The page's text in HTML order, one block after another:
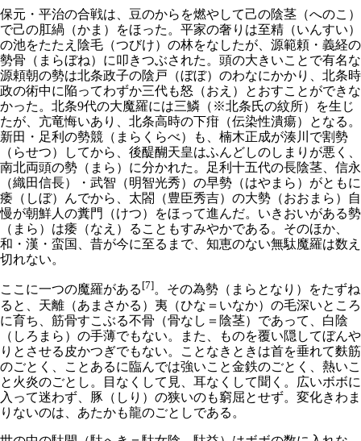
保元・平治の合戦は、豆のからを燃やして己の陰茎（へのこ）
で己の肛緺（かま）をほった。平家の奢りは至精（いんすい）
の池をたたえ陰毛（つびけ）の林をなしたが、源範頼・義経の
勢骨（まらぼね）に叩きつぶされた。頭の大きいことで有名な
源頼朝の勢は北条政子の陰戸（ぼぼ）のわなにかかり、北条時
政の術中に陥ってわずか三代も怒（おえ）とおすことができな
かった。北条9代の大魔羅には三鱗（※北条氏の紋所）を生じ
たが、亢竜悔いあり、北条高時の下疳（伝染性潰瘍）となる。
新田・足利の勢競（まらくらべ）も、楠木正成が湊川で割勢
（らせつ）してから、後醍醐天皇はふんどしのしまりが悪く、
南北両頭の勢（まら）に分かれた。足利十五代の長陰茎、信永
（織田信長）・武智（明智光秀）の早勢（はやまら）がともに
痿（しぼ）んでから、太閤（豊臣秀吉）の大勢（おおまら）自
慢が朝鮮人の糞門（けつ）をほって進んだ。いきおいがある勢
（まら）は痿（なえ）ることもすみやかである。そのほか、
和・漢・蛮国、昔が今に至るまで、知恵のない無駄魔羅は数え
切れない。
ここに一つの魔羅がある [7]。その為勢（まらとなり）をたずね
ると、天離（あまさかる）夷（ひな＝いなか）の毛深いところ
に育ち、筋骨すこぶる不骨（骨なし＝陰茎）であって、白陰
（しろまら）の手薄でもない。また、ものを覆い隠してぼんや
りとさせる皮かつぎでもない。ことなきときは首を垂れて麩筋
のごとく、ことあるに臨んでは強いこと金鉄のごとく、熱いこ
と火炎のごとし。目なくして見、耳なくして聞く。広いボボに
入って迷わず、豚（しり）の狭いのも窮屈とせず。変化きわま
りないのは、あたかも龍のごとしである。